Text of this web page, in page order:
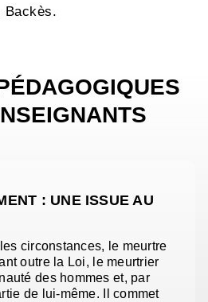
Backès.
: UNE ISSUE AU
circonstances, le meurtre
outre la Loi, le meurtrier
des hommes et, par
de lui-même. Il commet